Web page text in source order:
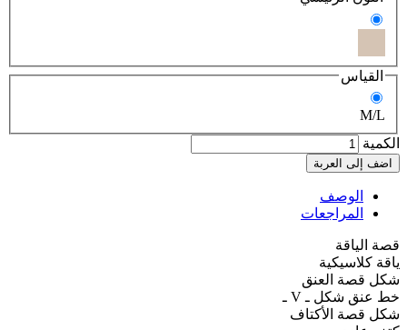
القياس
M/L
الكمية
الوصف
المراجعات
قصة الياقة
ياقة كلاسيكية
شكل قصة العنق
خط عنق شكل ـ V ـ
شكل قصة الأكتاف